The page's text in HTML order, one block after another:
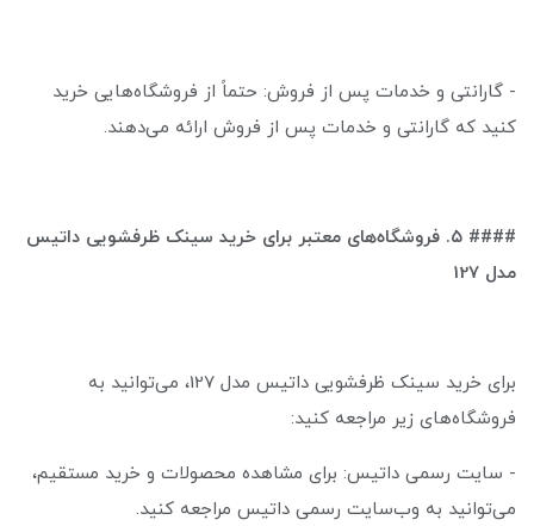
- گارانتی و خدمات پس از فروش: حتماً از فروشگاه‌هایی خرید
کنید که گارانتی و خدمات پس از فروش ارائه می‌دهند.
#### ۵. فروشگاه‌های معتبر برای خرید سینک ظرفشویی داتیس
مدل 127
برای خرید سینک ظرفشویی داتیس مدل 127، می‌توانید به
فروشگاه‌های زیر مراجعه کنید:
- سایت رسمی داتیس: برای مشاهده محصولات و خرید مستقیم،
می‌توانید به وب‌سایت رسمی داتیس مراجعه کنید.